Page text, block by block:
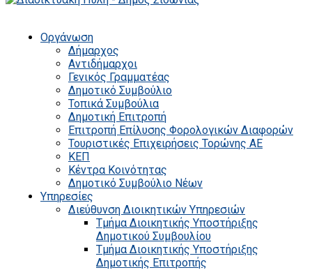
Οργάνωση
Δήμαρχος
Αντιδήμαρχοι
Γενικός Γραμματέας
Δημοτικό Συμβούλιο
Τοπικά Συμβούλια
Δημοτική Επιτροπή
Επιτροπή Επίλυσης Φορολογικών Διαφορών
Τουριστικές Επιχειρήσεις Τορώνης ΑΕ
ΚΕΠ
Κέντρα Κοινότητας
Δημοτικό Συμβούλιο Νέων
Υπηρεσίες
Διεύθυνση Διοικητικών Υπηρεσιών
Τμήμα Διοικητικής Υποστήριξης
Δημοτικού Συμβουλίου
Τμήμα Διοικητικής Υποστήριξης
Δημοτικής Επιτροπής